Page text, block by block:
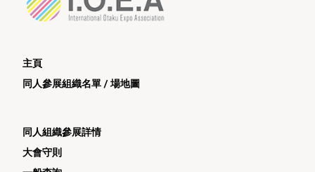
主頁
同人參展組織名單 / 場地圖
同人組織參展詳情
大會守則